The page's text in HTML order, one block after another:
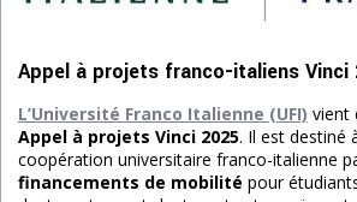
Appel à projets franco-italiens Vinci
L’Université Franco Italienne (UFI) vient
Appel à projets Vinci 2025. Il est destiné
coopération universitaire franco-italienne
financements de mobilité pour